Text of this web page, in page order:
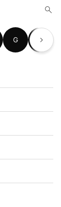
G H